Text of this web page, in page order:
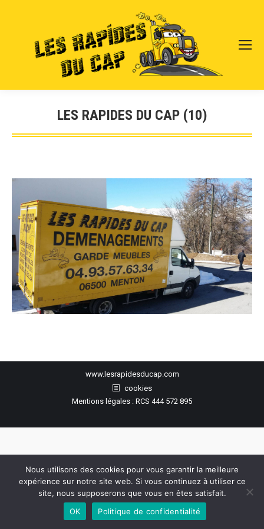
LES RAPIDES DU CAP (10)
Vous êtes ici :
www.lesrapidesducap.com
cookies
Mentions légales : RCS 444 572 895
Nous utilisons des cookies pour vous garantir la meilleure
expérience sur notre site web. Si vous continuez à utiliser ce
site, nous supposerons que vous en êtes satisfait.
OK
Politique de confidentialité